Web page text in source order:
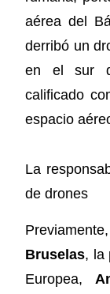
aérea del
derribó un
en el sur
calificado
espacio
La
de drones
Bruselas, la
Europea,